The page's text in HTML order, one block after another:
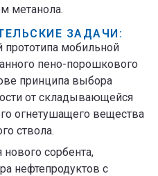
метанола.
ЗАДАЧИ:
мобильной
пено-порошкового
принципа выбора
от складывающейся
огнетушащего вещества
ствола.
сорбента,
нефтепродуктов с